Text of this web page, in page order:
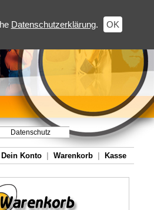
Datenschutzerklärung. OK
Datenschutz
Dein Konto Warenkorb Kasse